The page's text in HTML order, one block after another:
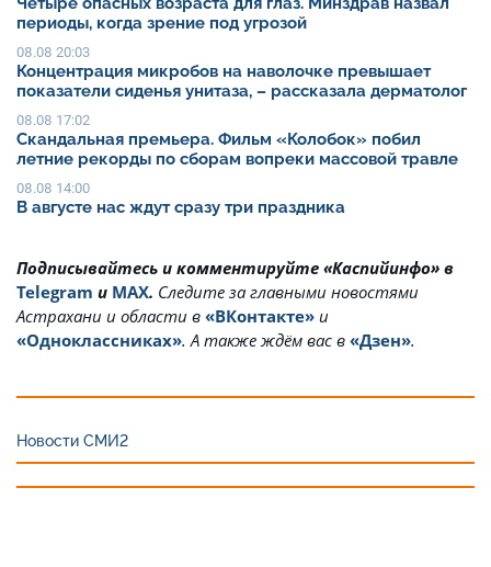
периоды, когда зрение под угрозой
08.08 20:03
Концентрация микробов на наволочке превышает
показатели сиденья унитаза, – рассказала дерматолог
08.08 17:02
Скандальная премьера. Фильм «Колобок» побил
летние рекорды по сборам вопреки массовой травле
08.08 14:00
В августе нас ждут сразу три праздника
Подписывайтесь и комментируйте «Каспийинфо» в
Telegram и MAX. Cледите за главными новостями
Астрахани и области в «ВКонтакте» и
«Одноклассниках». А также ждём вас в «Дзен».
Новости СМИ2